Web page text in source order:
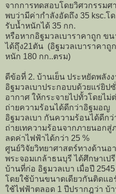
จากการทดสอบโดยวิศวกรรม
พบว่ามีค่ากำลังอัดถึง 35 ksc.โ
รับน้ำหนักได้ 35 กก.
หรือหากอิฐมวลเบาราคาถูก ข
ได้ถุึง21ตัน (อิฐมวลเบาราคา
หนัก 180 กก..ตรม)
ดีข้อที่ 2. บ้านเย็น ประหยัดพลัง
อิฐมวลเบาประกอบบด้วยแร่ยิป
อากาศ ให้กระจายไปทั้วโดยไ
ถ่ายความร้อนได้ดีกว่าอิฐมอญ
อิฐมวลเบา กันความร้อนได้ดีก
ถ่ายเทความร้อนจากภายนอกสู่
ลดค่าไฟฟ้าได้กว่า 25 %
ศูนย์วิจัยวิทยาศาสตร์ทางด้านอ
พระจอมเกล้าธนบุรี ได้ศึกษาเ
บ้านที่ก่อ อิฐมวลเบา เมื่อปี 2545
โดยใช้บ้านขนาดเดียวกันติดแ
ใช้ไฟฟ้าตลอด 1 ปีปรากฎว่า บ้